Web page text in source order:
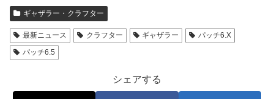
ギャザラー・クラフター
最新ニュース クラフター ギャザラー
パッチ6.X
パッチ6.5
シェアする